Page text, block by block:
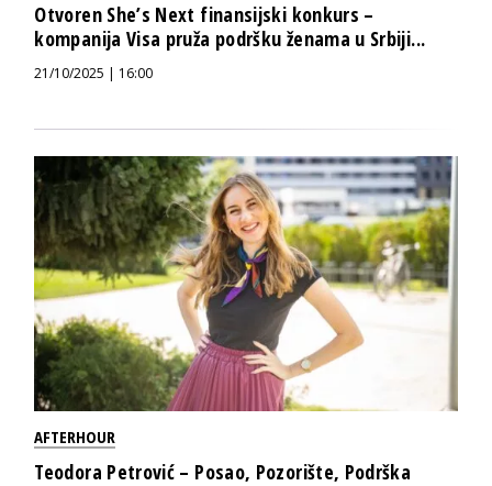
Otvoren She’s Next finansijski konkurs –
kompanija Visa pruža podršku ženama u Srbiji...
21/10/2025 | 16:00
AFTERHOUR
Teodora Petrović – Posao, Pozorište, Podrška